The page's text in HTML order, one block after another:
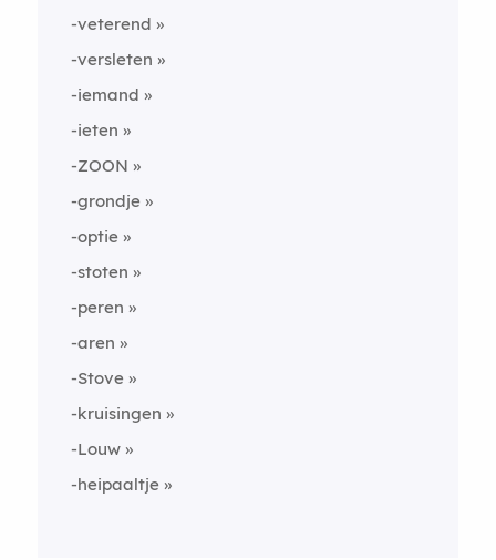
-veterend
-versleten
-iemand
-ieten
-ZOON
-grondje
-optie
-stoten
-peren
-aren
-Stove
-kruisingen
-Louw
-heipaaltje